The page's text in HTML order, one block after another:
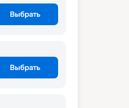
Выбрать
Выбрать